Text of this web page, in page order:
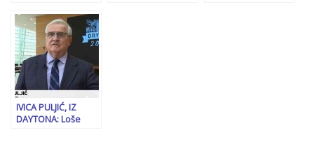
uradio Čović učinili
Bošnjaci, rigala bi se
vatra s režimskih
medija…
IVICA PULJIĆ, IZ
DAYTONA: Loše